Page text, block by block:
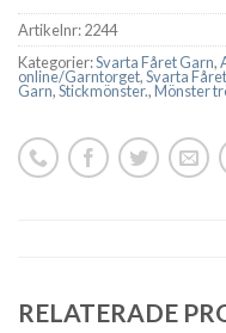
Artikelnr:2244
Kategorier:Svarta Fåret Garn,
online/Garntorget,Svarta
Garn,Stickmönster.,Mönster
RELATERADE